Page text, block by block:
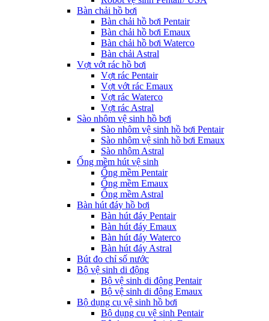
Bàn chải hồ bơi
Bàn chải hồ bơi Pentair
Bàn chải hồ bơi Emaux
Bàn chải hồ bơi Waterco
Bàn chải Astral
Vợt vớt rác hồ bơi
Vợt rác Pentair
Vợt vớt rác Emaux
Vợt rác Waterco
Vợt rác Astral
Sào nhôm vệ sinh hồ bơi
Sào nhôm vệ sinh hồ bơi Pentair
Sào nhôm vệ sinh hồ bơi Emaux
Sào nhôm Astral
Ống mềm hút vệ sinh
Ống mềm Pentair
Ống mềm Emaux
Ống mềm Astral
Bàn hút đáy hồ bơi
Bàn hút đáy Pentair
Bàn hút đáy Emaux
Bàn hút đáy Waterco
Bàn hút đáy Astral
Bút đo chỉ số nước
Bộ vệ sinh di động
Bộ vệ sinh di động Pentair
Bộ vệ sinh di động Emaux
Bộ dụng cụ vệ sinh hồ bơi
Bộ dụng cụ vệ sinh Pentair